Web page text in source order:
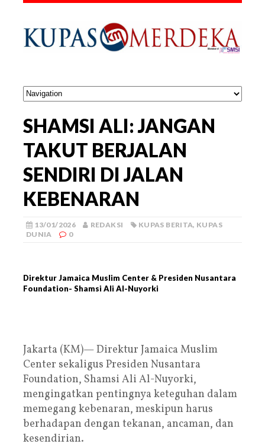
SHAMSI ALI: JANGAN
TAKUT BERJALAN
SENDIRI DI JALAN
KEBENARAN
13/01/2026 REDAKSI KUPAS BERITA, KUPAS
DUNIA
0
Direktur Jamaica Muslim Center & Presiden Nusantara
Foundation- Shamsi Ali Al-Nuyorki
Jakarta (KM)— Direktur Jamaica Muslim
Center sekaligus Presiden Nusantara
Foundation, Shamsi Ali Al-Nuyorki,
mengingatkan pentingnya keteguhan dalam
memegang kebenaran, meskipun harus
berhadapan dengan tekanan, ancaman, dan
kesendirian.